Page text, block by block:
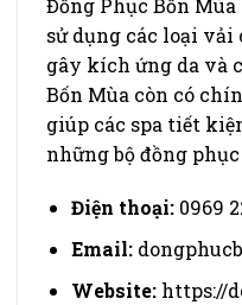
sử dụng các loại vải
gây kích ứng da và
Bốn Mùa còn có
giúp các spa tiết
những bộ đồng phục
Điện thoại:0969
Email:
Website:https://